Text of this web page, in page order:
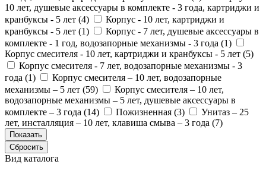
10 лет, душевые аксессуары в комплекте - 3 года, картриджи и
кранбуксы - 5 лет (4)
Корпус - 10 лет, картриджи и
кранбуксы - 5 лет (1)
Корпус - 7 лет, душевые аксессуары в
комплекте - 1 год, водозапорные механизмы - 3 года (1)
Корпус смесителя - 10 лет, картриджи и кранбуксы - 5 лет (5)
Корпус смесителя - 7 лет, водозапорные механизмы - 3
года (1)
Корпус смесителя – 10 лет, водозапорные
механизмы – 5 лет (59)
Корпус смесителя – 10 лет,
водозапорные механизмы – 5 лет, душевые аксессуары в
комплекте – 3 года (14) Пожизненная (3)
Унитаз – 25
лет, инсталляция – 10 лет, клавиша смыва – 3 года (7)
Вид каталога